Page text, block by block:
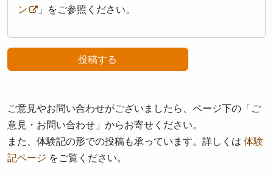
ン 」をご参照ください。
ご意見やお問い合わせがございましたら、ページ下の「ご
意見・お問い合わせ」からお寄せください。
また、体験記の形での投稿も承っています。詳しくは 体験
記ページ をご覧ください。